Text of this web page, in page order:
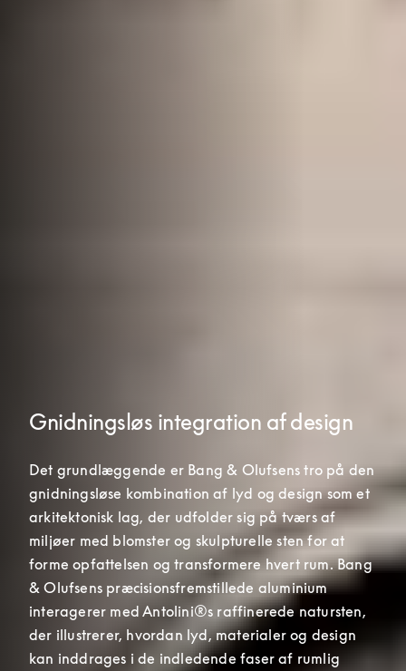
Gnidningsløs integration af design
Det grundlæggende er Bang & Olufsens tro på den
gnidningsløse kombination af lyd og design som et
arkitektonisk lag, der udfolder sig på tværs af
miljøer med blomster og skulpturelle sten for at
forme opfattelsen og transformere hvert rum. Bang
& Olufsens præcisionsfremstillede aluminium
interagerer med Antolini®s raffinerede natursten,
der illustrerer, hvordan lyd, materialer og design
kan inddrages i de indledende faser af rumlig